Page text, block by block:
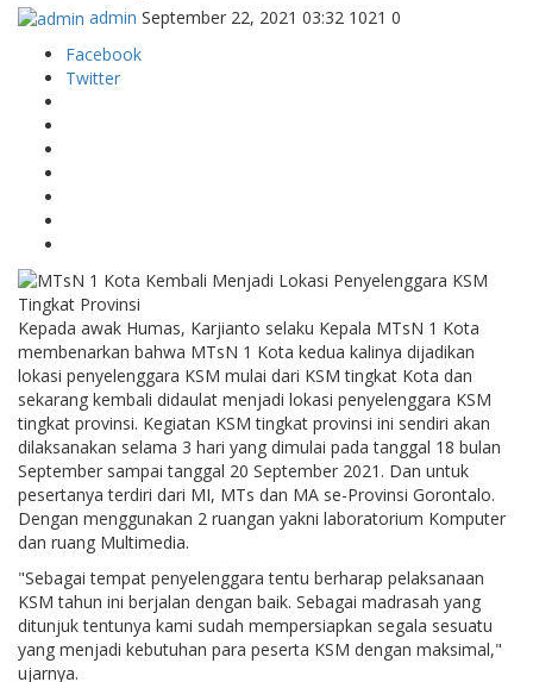
admin September 22, 2021 03:32 1021 0
Facebook
Twitter
Kepada awak Humas, Karjianto selaku Kepala MTsN 1 Kota
membenarkan bahwa MTsN 1 Kota kedua kalinya dijadikan
lokasi penyelenggara KSM mulai dari KSM tingkat Kota dan
sekarang kembali didaulat menjadi lokasi penyelenggara KSM
tingkat provinsi. Kegiatan KSM tingkat provinsi ini sendiri akan
dilaksanakan selama 3 hari yang dimulai pada tanggal 18 bulan
September sampai tanggal 20 September 2021. Dan untuk
pesertanya terdiri dari MI, MTs dan MA se-Provinsi Gorontalo.
Dengan menggunakan 2 ruangan yakni laboratorium Komputer
dan ruang Multimedia.
"Sebagai tempat penyelenggara tentu berharap pelaksanaan
KSM tahun ini berjalan dengan baik. Sebagai madrasah yang
ditunjuk tentunya kami sudah mempersiapkan segala sesuatu
yang menjadi kebutuhan para peserta KSM dengan maksimal,"
ujarnya.